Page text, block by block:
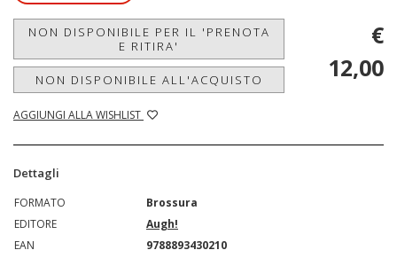
NON DISPONIBILE PER IL 'PRENOTA
E RITIRA'
NON DISPONIBILE ALL'ACQUISTO
AGGIUNGI ALLA WISHLIST
€
12,00
Dettagli
FORMATO
Brossura
EDITORE
Augh!
EAN
9788893430210